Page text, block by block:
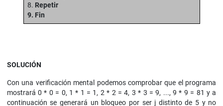
8. Repetir
9. Fin
SOLUCIÓN
Con una verificación mental podemos comprobar que el programa
mostrará 0 * 0 = 0, 1 * 1 = 1, 2 * 2 = 4, 3 * 3 = 9, ..., 9 * 9 = 81 y a
continuación se generará un bloqueo por ser j distinto de 5 y no